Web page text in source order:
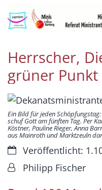
Zum Inhalt springen
Herrscher,
grüner Punkt
Ein Bild für jeden
schuf Gott am fünften Tag. Per
Köstner, Pauline Rieger, Anna
aus Mainroth und Marktzeuln
Datum:Veröffentlicht:
Von:Philipp Fischer